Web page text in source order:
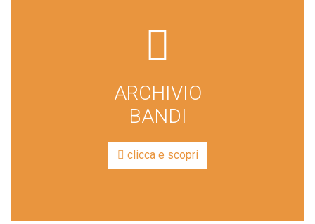
archive
ARCHIVIO
BANDI
clicca e scopri